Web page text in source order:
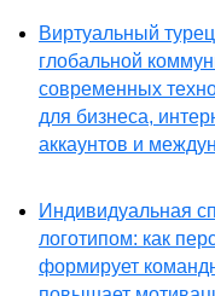
Виртуальный
глобальной
современных
для бизнеса,
аккаунтов и
Индивидуальная
логотипом: как
формирует